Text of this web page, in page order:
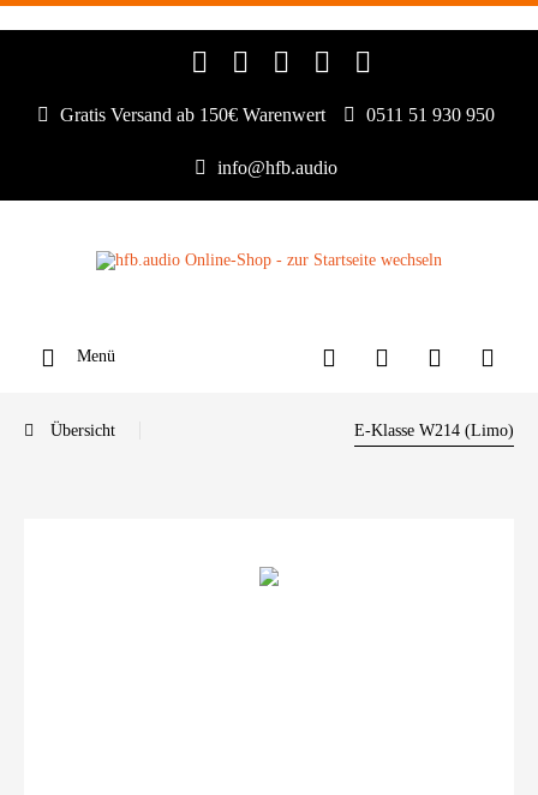
Gratis Versand ab 150€ Warenwert 0511 51 930 950
info@hfb.audio
Menü
Übersicht E-Klasse W214 (Limo)